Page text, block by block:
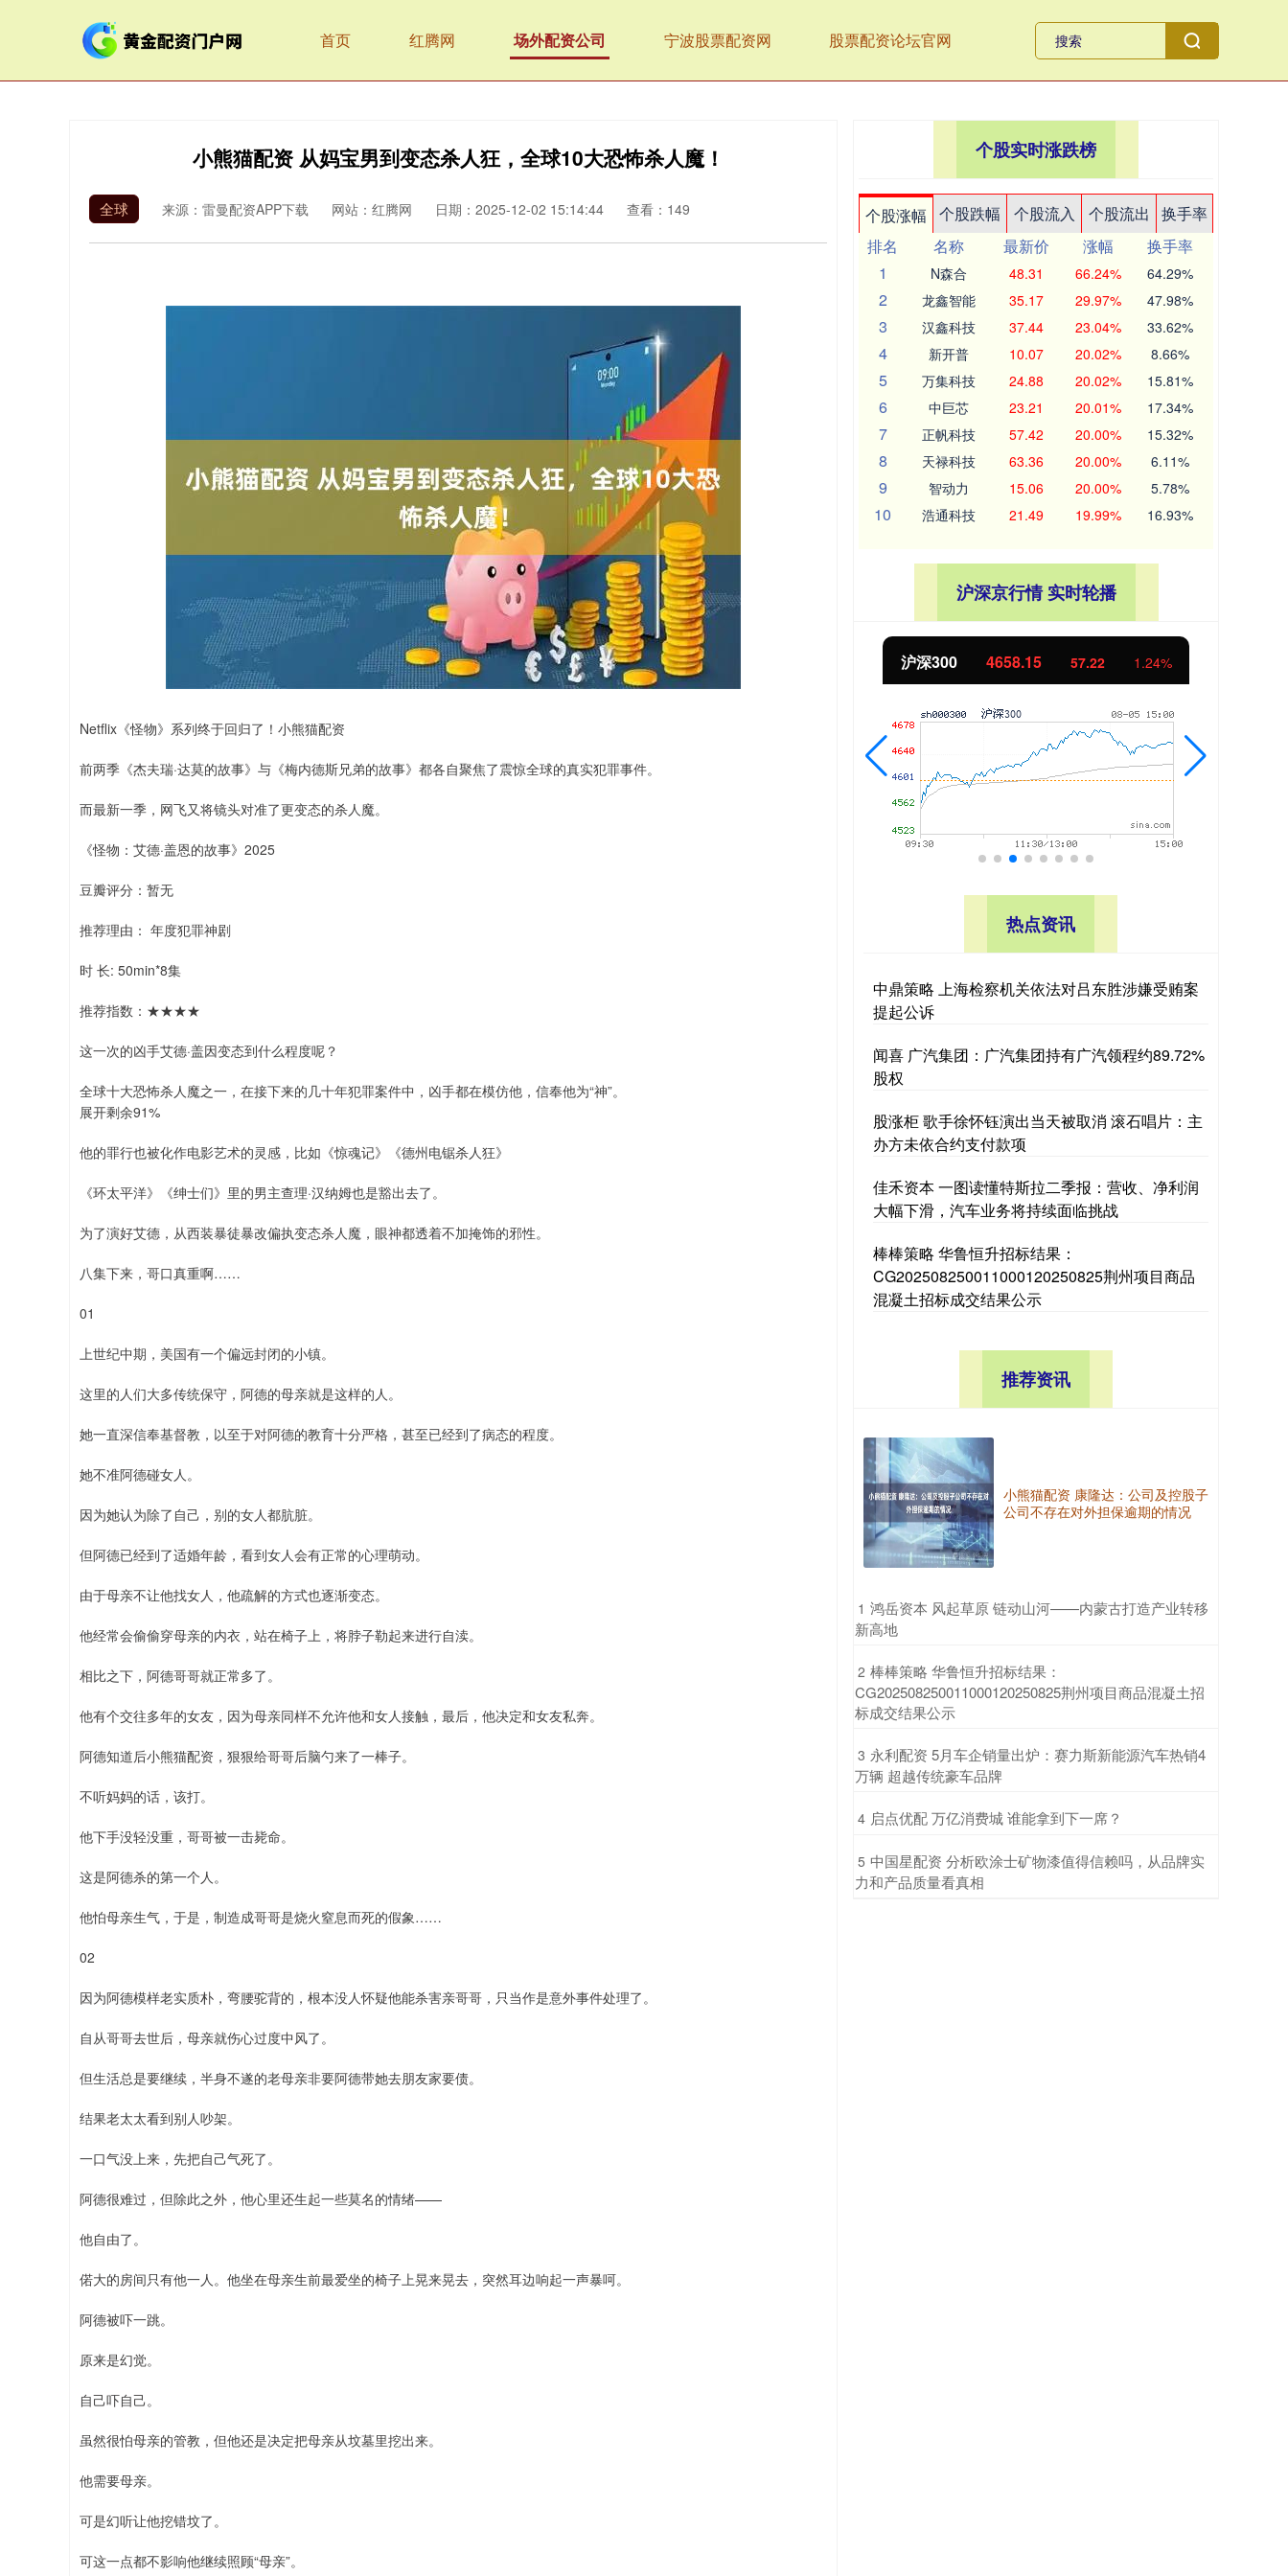
首页 红腾网 场外配资公司 宁波股票配资网 股票配资论坛官网
小熊猫配资 从妈宝男到变态杀人狂，全球10大恐怖杀人魔！
全球 来源：雷曼配资APP下载 网站：红腾网 日期：2025-12-02 15:14:44 查看：149
Netflix《怪物》系列终于回归了！小熊猫配资
前两季《杰夫瑞·达莫的故事》与《梅内德斯兄弟的故事》都各自聚焦了震惊全球的真实犯罪事件。
而最新一季，网飞又将镜头对准了更变态的杀人魔。
《怪物：艾德·盖恩的故事》2025
豆瓣评分：暂无
推荐理由： 年度犯罪神剧
时 长: 50min*8集
推荐指数：★★★★
这一次的凶手艾德·盖因变态到什么程度呢？
全球十大恐怖杀人魔之一，在接下来的几十年犯罪案件中，凶手都在模仿他，信奉他为“神”。
展开剩余91%
他的罪行也被化作电影艺术的灵感，比如《惊魂记》《德州电锯杀人狂》
《环太平洋》《绅士们》里的男主查理·汉纳姆也是豁出去了。
为了演好艾德，从西装暴徒暴改偏执变态杀人魔，眼神都透着不加掩饰的邪性。
八集下来，哥口真重啊……
01
上世纪中期，美国有一个偏远封闭的小镇。
这里的人们大多传统保守，阿德的母亲就是这样的人。
她一直深信奉基督教，以至于对阿德的教育十分严格，甚至已经到了病态的程度。
她不准阿德碰女人。
因为她认为除了自己，别的女人都肮脏。
但阿德已经到了适婚年龄，看到女人会有正常的心理萌动。
由于母亲不让他找女人，他疏解的方式也逐渐变态。
他经常会偷偷穿母亲的内衣，站在椅子上，将脖子勒起来进行自渎。
相比之下，阿德哥哥就正常多了。
他有个交往多年的女友，因为母亲同样不允许他和女人接触，最后，他决定和女友私奔。
阿德知道后小熊猫配资，狠狠给哥哥后脑勺来了一棒子。
不听妈妈的话，该打。
他下手没轻没重，哥哥被一击毙命。
这是阿德杀的第一个人。
他怕母亲生气，于是，制造成哥哥是烧火窒息而死的假象……
02
因为阿德模样老实质朴，弯腰驼背的，根本没人怀疑他能杀害亲哥哥，只当作是意外事件处理了。
自从哥哥去世后，母亲就伤心过度中风了。
但生活总是要继续，半身不遂的老母亲非要阿德带她去朋友家要债。
结果老太太看到别人吵架。
一口气没上来，先把自己气死了。
阿德很难过，但除此之外，他心里还生起一些莫名的情绪——
他自由了。
偌大的房间只有他一人。他坐在母亲生前最爱坐的椅子上晃来晃去，突然耳边响起一声暴呵。
阿德被吓一跳。
原来是幻觉。
自己吓自己。
虽然很怕母亲的管教，但他还是决定把母亲从坟墓里挖出来。
他需要母亲。
可是幻听让他挖错坟了。
可这一点都不影响他继续照顾“母亲”。
个股实时涨跌榜
个股涨幅 个股跌幅 个股流入 个股流出
换手率
排名
名称 最新价 涨幅
换手率
1
N森合 48.31 66.24% 64.29%
2 龙鑫智能 35.17 29.97% 47.98%
3 汉鑫科技 37.44 23.04% 33.62%
4 新开普 10.07 20.02% 8.66%
5 万集科技 24.88 20.02% 15.81%
6 中巨芯 23.21 20.01% 17.34%
7 正帆科技 57.42 20.00% 15.32%
8 天禄科技 63.36 20.00% 6.11%
9 智动力 15.06 20.00% 5.78%
10 浩通科技 21.49 19.99% 16.93%
沪深京行情 实时轮播
上证指数 3878.43 56.15 1.47% 深证成指 14144.20 沪深300 4658.15 57.22 1.24%
热点资讯
中鼎策略 上海检察机关依法对吕东胜涉嫌受贿案
提起公诉
闻喜 广汽集团：广汽集团持有广汽领程约89.72%
股权
股涨柜 歌手徐怀钰演出当天被取消 滚石唱片：主
办方未依合约支付款项
佳禾资本 一图读懂特斯拉二季报：营收、净利润
大幅下滑，汽车业务将持续面临挑战
棒棒策略 华鲁恒升招标结果：
CG202508250011000120250825荆州项目商品
混凝土招标成交结果公示
推荐资讯
小熊猫配资 康隆达：公司及控股子
公司不存在对外担保逾期的情况
1 ​鸿岳资本 风起草原 链动山河——内蒙古打造产业转移
新高地
2 ​棒棒策略 华鲁恒升招标结果：
CG202508250011000120250825荆州项目商品混凝土招
标成交结果公示
3 ​永利配资 5月车企销量出炉：赛力斯新能源汽车热销4
万辆 超越传统豪车品牌
4 ​启点优配 万亿消费城 谁能拿到下一席？
5 ​中国星配资 分析欧涂士矿物漆值得信赖吗，从品牌实
力和产品质量看真相